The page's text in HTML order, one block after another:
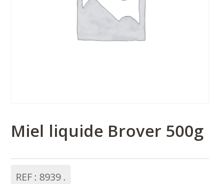
Miel liquide Brover 500g
REF : 8939